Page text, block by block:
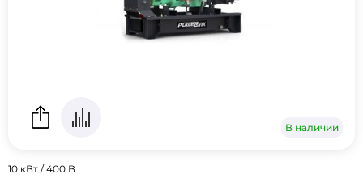
В наличии
10 кВт / 400 В